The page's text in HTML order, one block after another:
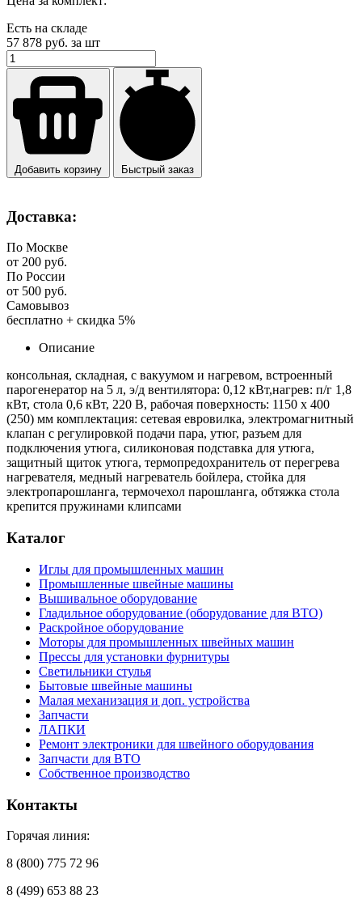
Есть на складе
57 878 руб. за шт
Добавить корзину Быстрый заказ
Доставка:
По Москве
от 200 руб.
По России
от 500 руб.
Самовывоз
бесплатно + скидка 5%
Описание
консольная, складная, с вакуумом и нагревом, встроенный
парогенератор на 5 л, э/д вентилятора: 0,12 кВт,нагрев: п/г 1,8
кВт, стола 0,6 кВт, 220 В, рабочая поверхность: 1150 х 400
(250) мм комплектация: сетевая евровилка, электромагнитный
клапан с регулировкой подачи пара, утюг, разъем для
подключения утюга, силиконовая подставка для утюга,
защитный щиток утюга, термопредохранитель от перегрева
нагревателя, медный нагреватель бойлера, стойка для
электропарошланга, термочехол парошланга, обтяжка стола
крепится пружинами клипсами
Каталог
Иглы для промышленных машин
Промышленные швейные машины
Вышивальное оборудование
Гладильное оборудование (оборудование для ВТО)
Раскройное оборудование
Моторы для промышленных швейных машин
Прессы для установки фурнитуры
Светильники стулья
Бытовые швейные машины
Малая механизация и доп. устройства
Запчасти
ЛАПКИ
Ремонт электроники для швейного оборудования
Запчасти для ВТО
Собственное производство
Контакты
Горячая линия:
8 (800) 775 72 96
8 (499) 653 88 23